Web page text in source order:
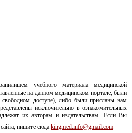
учебного материала медицинской
на данном медицинском портале, были
доступе), либо были присланы нам
исключительно в ознакомительных
их авторам и издательствам. Если Вы
пишите сюда kingmed.info@gmail.com